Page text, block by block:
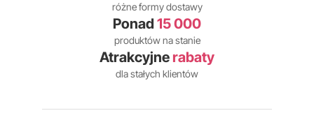
różne formy dostawy
Ponad 15 000
produktów na stanie
Atrakcyjne rabaty
dla stałych klientów